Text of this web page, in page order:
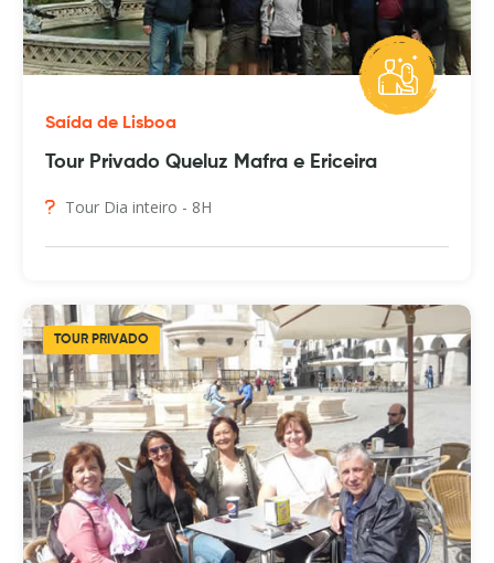
Saída de Lisboa
Tour Privado Queluz Mafra e Ericeira
Tour Dia inteiro - 8H
TOUR PRIVADO